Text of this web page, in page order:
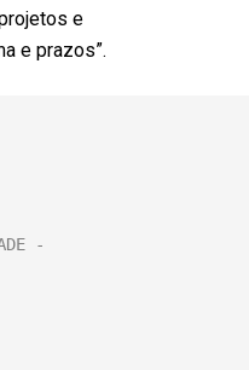
e
e prazos”.